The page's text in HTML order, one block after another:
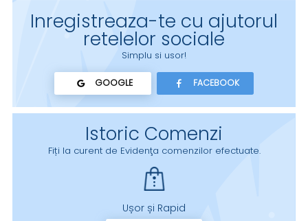
Inregistreaza-te cu ajutorul
retelelor sociale
Simplu si usor!
GOOGLE FACEBOOK
Istoric Comenzi
Fiți la curent de Evidenţa comenzilor efectuate.
Ușor și Rapid